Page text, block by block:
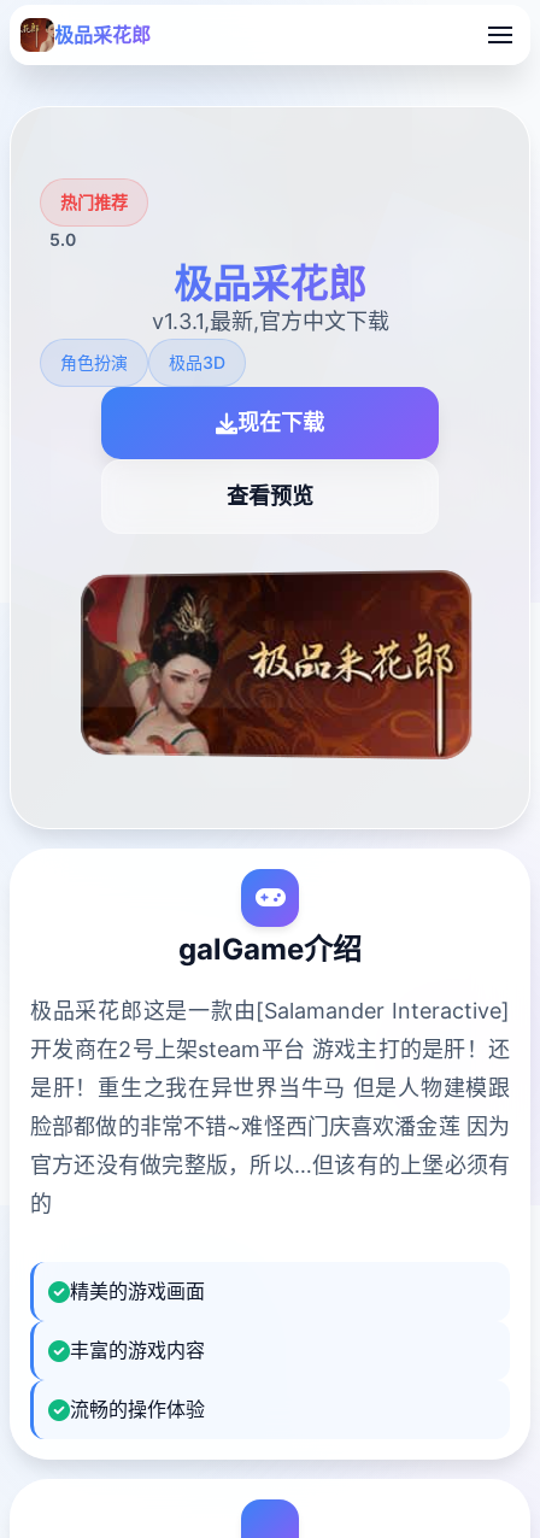
极品采花郎
热门推荐
5.0
极品采花郎
v1.3.1,最新,官方中文下载
角色扮演 极品3D
现在下载
查看预览
galGame介绍
极品采花郎这是一款由[Salamander Interactive]
开发商在2号上架steam平台 游戏主打的是肝！还
是肝！重生之我在异世界当牛马 但是人物建模跟
脸部都做的非常不错~难怪西门庆喜欢潘金莲 因为
官方还没有做完整版，所以…但该有的上堡必须有
的
精美的游戏画面
丰富的游戏内容
流畅的操作体验